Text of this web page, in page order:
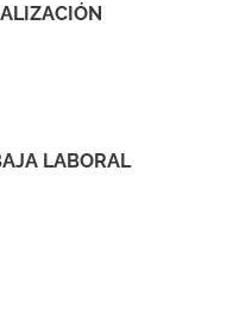
LABORAL